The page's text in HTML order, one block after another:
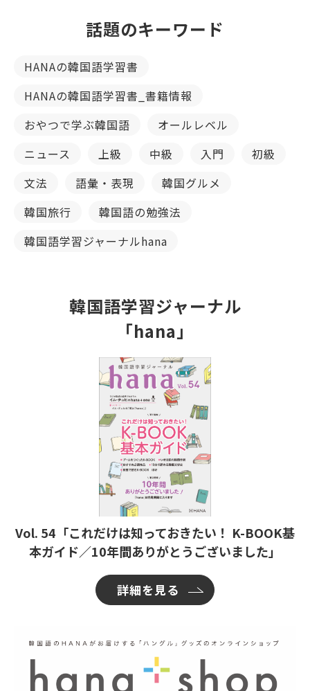
話題のキーワード
HANAの韓国語学習書
HANAの韓国語学習書_書籍情報
おやつで学ぶ韓国語
オールレベル
ニュース
上級 中級 入門
初級
文法
語彙・表現
韓国グルメ
韓国旅行
韓国語の勉強法
韓国語学習ジャーナルhana
韓国語学習ジャーナル
「hana」
Vol. 54「これだけは知っておきたい！ K-BOOK基
本ガイド／10年間ありがとうございました」
詳細を見る